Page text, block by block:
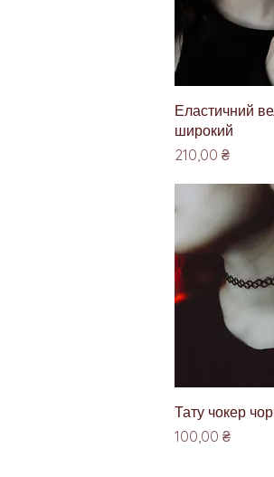
Еластичний
широкий
Ціна
210,00 ₴
Швидкий
Тату чокер
Ціна
100,00 ₴